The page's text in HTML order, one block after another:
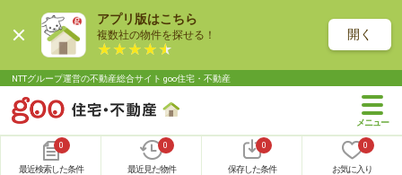
アプリ版はこちら
複数社の物件を探せる！ 開く
NTTグループ運営の不動産総合サイト goo住宅・不動産
0
最近検索した条件
0
最近見た物件
0
保存した条件
0
お気に入り